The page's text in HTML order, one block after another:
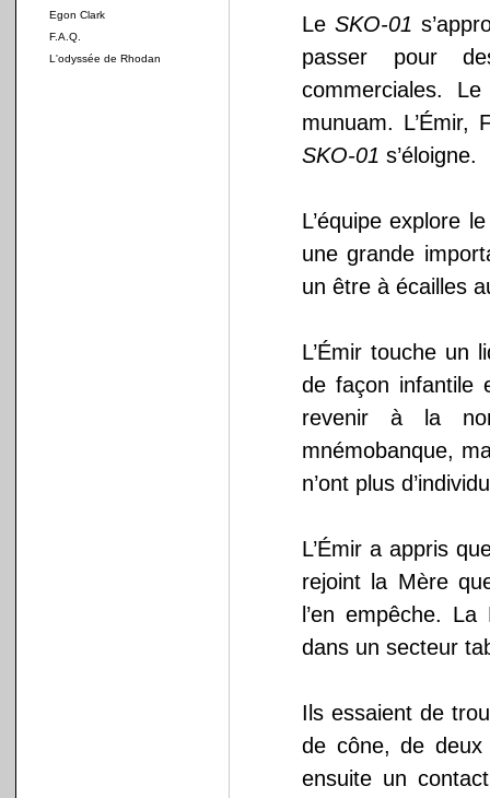
Egon Clark
F.A.Q.
L'odyssée de Rhodan
Le SKO-01
passer pour
commerciales.
munuam.
SKO-01 s’éloigne.
L’équipe explore
une grande
un être à écailles
L’Émir touche un
de façon infantile
revenir à la
mnémobanque,
n’ont plus
L’Émir a appris
rejoint la Mère
l’en empêche.
dans un secteur
Ils essaient de
de cône, de
ensuite un